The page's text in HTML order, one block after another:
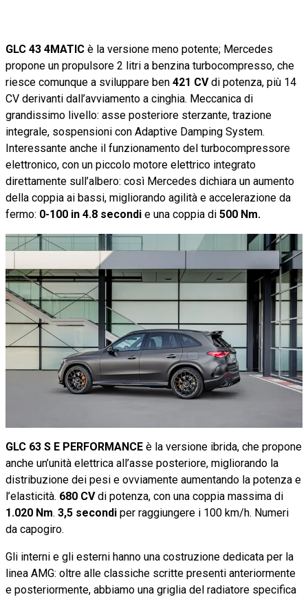
GLC 43 4MATIC è la versione meno potente; Mercedes
propone un propulsore 2 litri a benzina turbocompresso, che
riesce comunque a sviluppare ben 421 CVdi potenza, più 14
CV derivanti dall’avviamento a cinghia. Meccanica di
grandissimo livello: asse posteriore sterzante, trazione
integrale, sospensioni con Adaptive Damping System.
Interessante anche il funzionamento del turbocompressore
elettronico, con un piccolo motore elettrico integrato
direttamente sull’albero: così Mercedes dichiara un aumento
della coppia ai bassi, migliorando agilità e accelerazione da
fermo: 0-100 in 4.8 secondi e una coppia di 500 Nm.
GLC 63 S E PERFORMANCE è la versione ibrida, che propone
anche un’unità elettrica all’asse posteriore, migliorando la
distribuzione dei pesi e ovviamente aumentando la potenza e
l’elasticità. 680 CVdi potenza, con una coppia massima di
1.020 Nm. 3,5 secondi per raggiungere i 100 km/h. Numeri
da capogiro.
Gli interni e gli esterni hanno una costruzione dedicata per la
linea AMG: oltre alle classiche scritte presenti anteriormente
e posteriormente, abbiamo una griglia del radiatore specifica